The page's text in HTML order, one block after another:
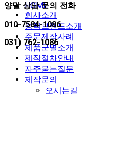
양말 상담 문의 전화
010-7584-1086
031) 762-1086
HOME
회사소개
경력브랜드소개
주문제작사례
제품군별소개
제작절차안내
자주묻는질문
제작문의
오시는길